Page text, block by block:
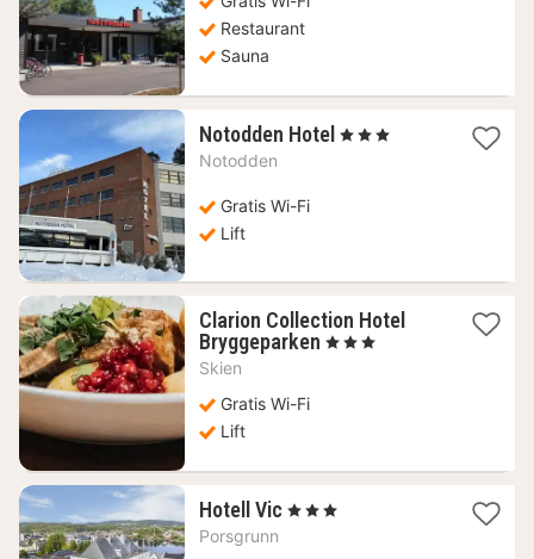
Restaurant
Sauna
Notodden Hotel 1
, 3 Sterren
Notodden
Gratis Wi-Fi
Lift
Clarion Collection Hotel
Bryggeparken 1
, 3 Sterren
Skien
Gratis Wi-Fi
Lift
Hotell Vic 1
, 3 Sterren
Porsgrunn